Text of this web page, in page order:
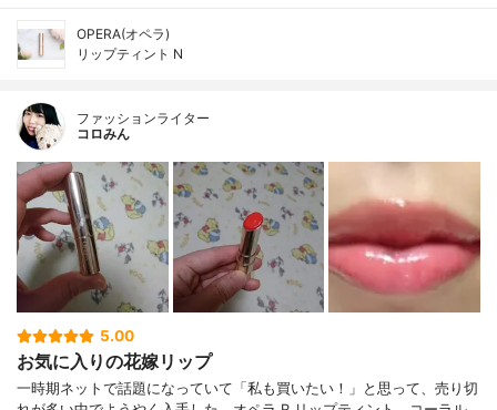
OPERA(オペラ)
リップティント N
ファッションライター
コロみん
5.00
お気に入りの花嫁リップ
一時期ネットで話題になっていて「私も買いたい！」と思って、売り切